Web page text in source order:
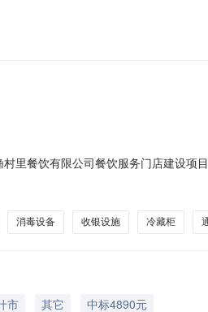
基本概况：七、其它事项：无八、联
里餐饮有限公司餐饮服务门店建设
单位性质:私营企业所属行政区划:
消毒设备 收银设施 冷藏柜
市 其它 中标4890元